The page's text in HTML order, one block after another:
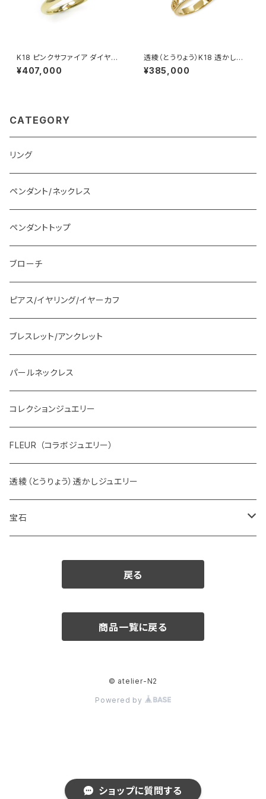
ショップに質問する
K18 ピンクサファイア ダイヤモ
ンド リング
¥407,000
透綾（とうりょう）K18 透かしリ
ング枠
¥385,000
CATEGORY
リング
ペンダント/ネックレス
ペンダントトップ
ブローチ
ピアス/イヤリング/イヤーカフ
ブレスレット/アンクレット
パールネックレス
コレクションジュエリー
FLEUR （コラボジュエリー）
透綾（とうりょう）透かしジュエリー
宝石
カラーストーン
戻る
商品一覧に戻る
© atelier-N2
Powered by